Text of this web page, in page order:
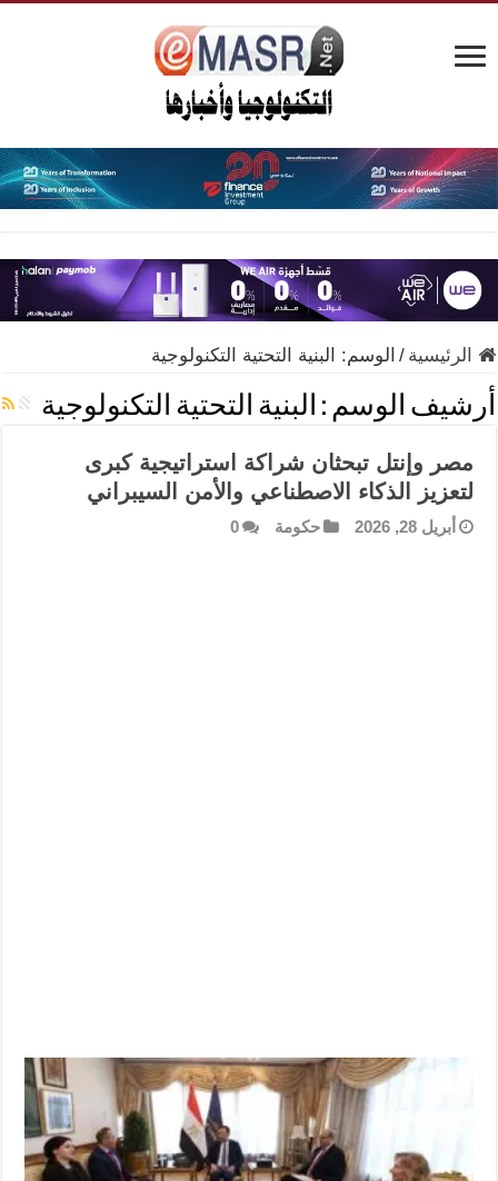
الرئيسية / الوسم: البنية التحتية التكنولوجية
أرشيف الوسم : البنية التحتية التكنولوجية
مصر وإنتل تبحثان شراكة استراتيجية كبرى
لتعزيز الذكاء الاصطناعي والأمن السيبراني
أبريل 28, 2026 حكومة 0